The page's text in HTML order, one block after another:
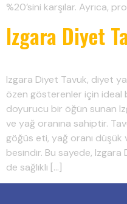
%20’sini karşılar. Ayrıca,
Izgara Diyet
Izgara Diyet Tavuk, diyet
özen gösterenler için ideal
doyurucu bir öğün sunan
ve yağ oranına sahiptir.
göğüs eti, yağ oranı
besindir. Bu sayede,
de sağlıklı […]